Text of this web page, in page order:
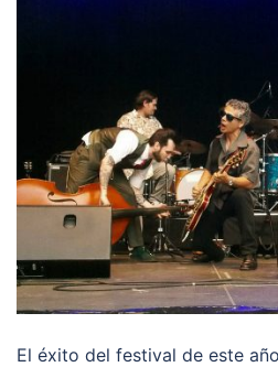
El éxito del festival de este